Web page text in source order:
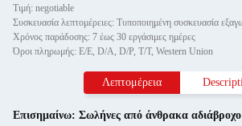
Τιμή: negotiable
Συσκευασία λεπτομέρειες: Τυποποιημένη συσκευασία
Χρόνος παράδοσης: 7 έως 30 εργάσιμες ημέρες
Όροι πληρωμής: Ε/Ε, D/A, D/P, T/T, Western Union
Λεπτομέρεια
Επισημαίνω: Σωλήνες από άνθρακα